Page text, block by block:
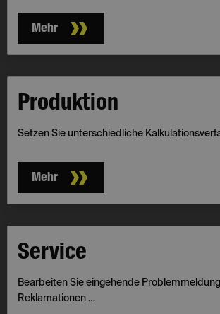
Mehr
Produktion
Setzen Sie unterschiedliche
Mehr
Service
Bearbeiten Sie eingehende
Reklamationen …